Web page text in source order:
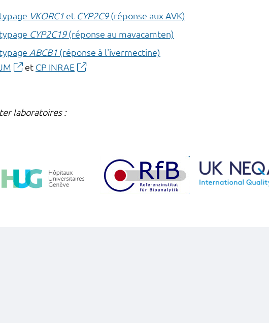
VKORC1 et CYP2C9(réponse aux AVK)
CYP2C19(réponse au mavacamten)
ABCB1 (réponse à l'ivermectine)
et CP INRAE
laboratoires :